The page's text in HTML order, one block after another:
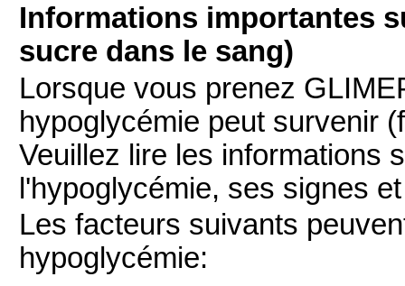
Informations importantes
sucre dans le sang)
Lorsque vous prenez
hypoglycémie peut survenir
Veuillez lire les informations
l'hypoglycémie, ses signes
Les facteurs suivants
hypoglycémie: